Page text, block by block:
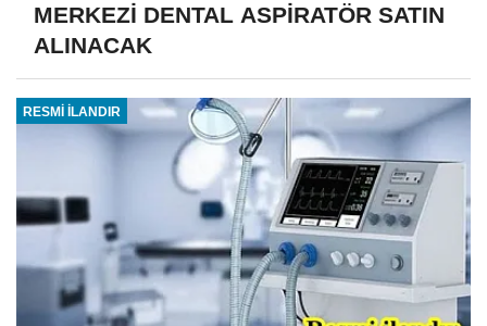
MERKEZİ DENTAL ASPİRATÖR SATIN
ALINACAK
RESMİ İLANDIR